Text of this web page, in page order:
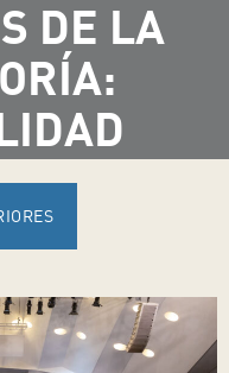
DE LA